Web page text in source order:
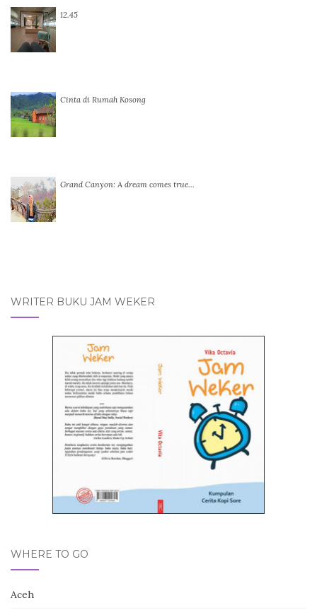
12.45
Cinta di Rumah Kosong
Grand Canyon: A dream comes true…
WRITER BUKU JAM WEKER
WHERE TO GO
Aceh